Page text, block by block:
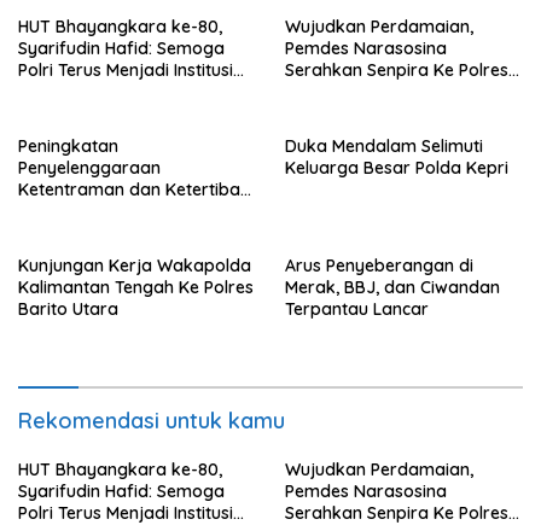
HUT Bhayangkara ke-80,
Syarifudin Hafid: Semoga
Polri Terus Menjadi Institusi
Wujudkan Perdamaian,
Pemdes Narasosina
Serahkan Senpira Ke Polres
Peningkatan
Penyelenggaraan
Ketentraman dan Ketertiban
Duka Mendalam Selimuti
Keluarga Besar Polda Kepri
Kunjungan Kerja Wakapolda
Kalimantan Tengah Ke Polres
Barito Utara
Arus Penyeberangan di
Merak, BBJ, dan Ciwandan
Terpantau Lancar
Rekomendasi untuk kamu
HUT Bhayangkara ke-80,
Syarifudin Hafid: Semoga
Polri Terus Menjadi Institusi
Wujudkan Perdamaian,
Pemdes Narasosina
Serahkan Senpira Ke Polres